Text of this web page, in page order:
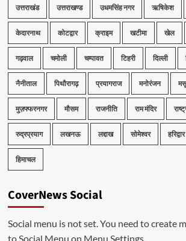
उत्तराखंड उत्तराखण्ड उधमसिंह नगर ऋषिकेश
केदारनाथ कोटद्वार क्राइम खटीमा खेल
गढ़वाल चमोली चम्पावत टिहरी दिल्ली
नैनीताल पिथौरागढ़ प्रयागराज मनोरंजन
मुज़फ्फरनगर मौसम राजनीति राम मंदिर
रुद्रप्रयाग लखनऊ लद्दाख सोमेश्वर हरिद्वार
हिमाचल
CoverNews Social
Social menu is not set. You need to create
to Social Menu on Menu Settings.